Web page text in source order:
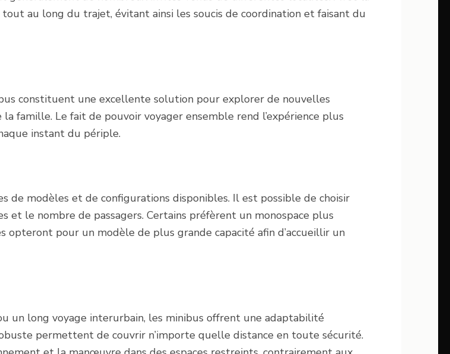
au long du trajet, évitant ainsi les soucis de coordination et faisant du
constituent une excellente solution pour explorer de nouvelles
famille. Le fait de pouvoir voyager ensemble rend l’expérience plus
instant du périple.
de modèles et de configurations disponibles. Il est possible de choisir
le nombre de passagers. Certains préfèrent un monospace plus
opteront pour un modèle de plus grande capacité afin d’accueillir un
un long voyage interurbain, les minibus offrent une adaptabilité
permettent de couvrir n’importe quelle distance en toute sécurité.